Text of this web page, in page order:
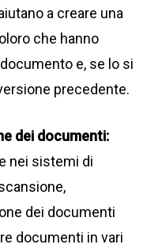
a creare una
che hanno
e, se lo si
precedente.
dei documenti:
nei sistemi di
dei documenti
documenti in vari